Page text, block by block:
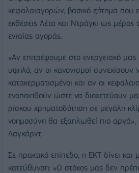
κεφαλαιαγορών, βασικό ζήτημα που
εκθέσεις Λέτα και Ντράγκι ως μέρος
ενιαίας αγοράς.
«Αν επιτρέψουμε στο ενεργειακό μας
υψηλό, αν οι κανονισμοί συνεχίσουν
κατακερματισμένοι και αν οι
ενοποιηθούν ώστε να διοχετεύουν
ρίσκου χρηματοδότηση σε μεγάλη
νοημοσύνη θα εξαπλωθεί πιο αργά»,
Λαγκάρντ.
Σε πρακτικό επίπεδο, η ΕΚΤ δίνει και
κατεύθυνση: «Ο στόχος μας δεν